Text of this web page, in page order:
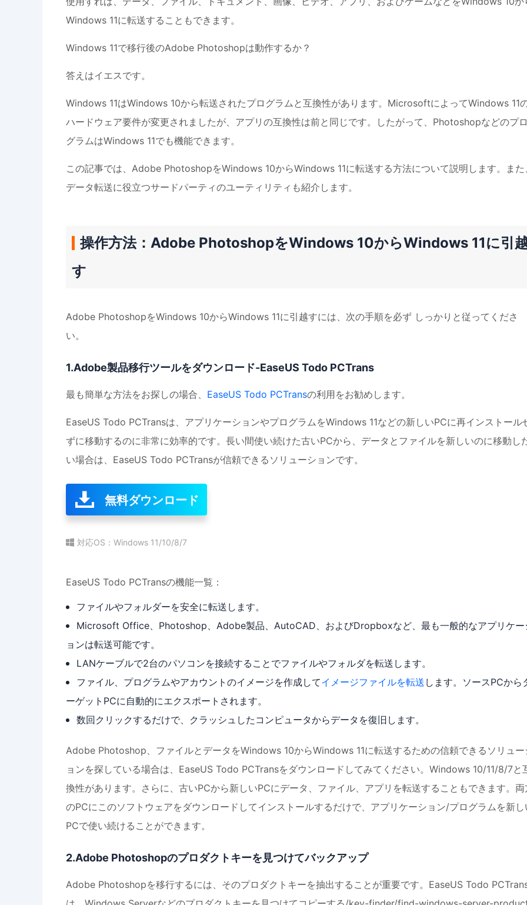
Windows 11に転送することもできます。
Windows 11で移行後のAdobe Photoshopは動作するか？
答えはイエスです。
Windows 11はWindows 10から転送されたプログラムと互換性があります。MicrosoftによってWindows 11
ハードウェア要件が変更されましたが、アプリの互換性は前と同じです。したがって、Photoshopなどのプロ
グラムはWindows 11でも機能できます。
この記事では、Adobe PhotoshopをWindows 10からWindows 11に転送する方法について説明します。また
データ転送に役立つサードパーティのユーティリティも紹介します。
操作方法：Adobe PhotoshopをWindows 10からWindows 11に引
す
Adobe PhotoshopをWindows 10からWindows 11に引越すには、次の手順を必ず しっかりと従ってくださ
い。
1.Adobe製品移行ツールをダウンロード-EaseUS Todo PCTrans
最も簡単な方法をお探しの場合、 EaseUS Todo PCTransの利用をお勧めします。
EaseUS Todo PCTransは、アプリケーションやプログラムをWindows 11などの新しいPCに再インストール
ずに移動するのに非常に効率的です。長い間使い続けた古いPCから、データとファイルを新しいのに移動し
い場合は、EaseUS Todo PCTransが信頼できるソリューションです。
無料ダウンロード
対応OS：Windows 11/10/8/7
EaseUS Todo PCTransの機能一覧：
ファイルやフォルダーを安全に転送します。
Microsoft Office、Photoshop、Adobe製品、AutoCAD、およびDropboxなど、最も一般的なアプリケー
ョンは転送可能です。
LANケーブルで2台のパソコンを接続することでファイルやフォルダを転送します。
ファイル、プログラムやアカウントのイメージを作成してイメージファイルを転送 します。ソースPCから
ーゲットPCに自動的にエクスポートされます。
数回クリックするだけで、クラッシュしたコンピュータからデータを復旧します。
Adobe Photoshop、ファイルとデータをWindows 10からWindows 11に転送するための信頼できるソリュー
ョンを探している場合は、EaseUS Todo PCTransをダウンロードしてみてください。Windows 10/11/8/7と
換性があります。さらに、古いPCから新しいPCにデータ、ファイル、アプリを転送することもできます。両
のPCにこのソフトウェアをダウンロードしてインストールするだけで、アプリケーション/プログラムを新し
PCで使い続けることができます。
2.Adobe Photoshopのプロダクトキーを見つけてバックアップ
Adobe Photoshopを移行するには、そのプロダクトキーを抽出することが重要です。EaseUS Todo